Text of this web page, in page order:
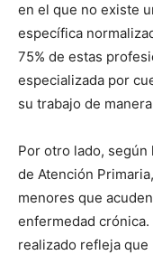
en el que no existe
específica
75% de estas
especializada por
su trabajo de
Por otro lado, según
de Atención
menores que
enfermedad
realizado refleja